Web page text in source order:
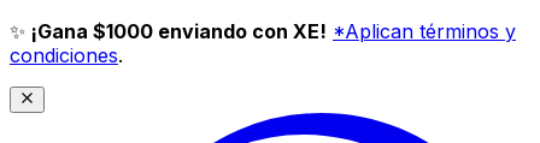
✨ ¡Gana $1000 enviando con XE! *Aplican términos y
condiciones.